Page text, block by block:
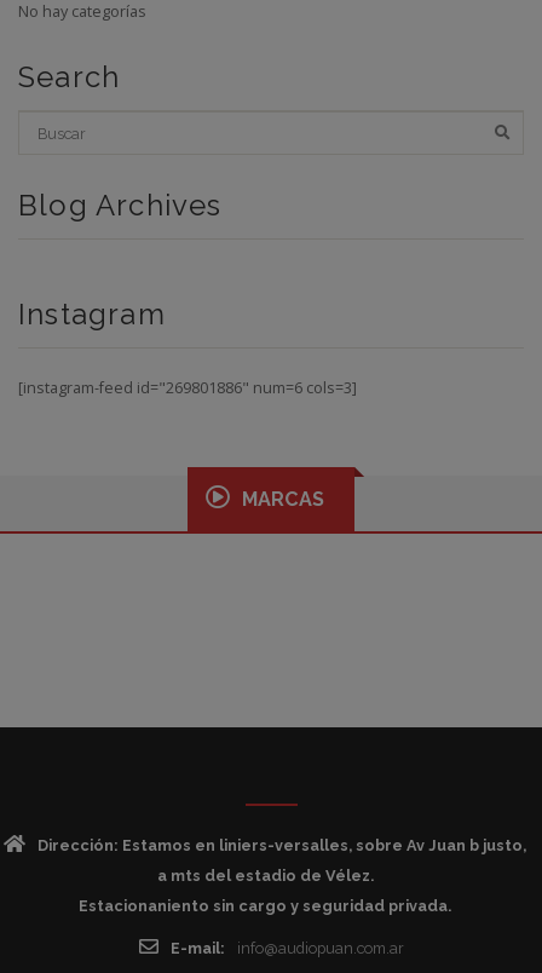
No hay categorías
Search
Blog Archives
Instagram
[instagram-feed id="269801886" num=6 cols=3]
MARCAS
Dirección: Estamos en liniers-versalles, sobre Av Juan b justo,
a mts del estadio de Vélez.
Estacionaniento sin cargo y seguridad privada.
E-mail: info@audiopuan.com.ar